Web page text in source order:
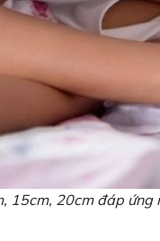
15cm, 20cm đáp